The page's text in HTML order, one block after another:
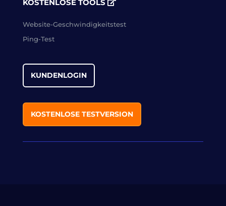
KOSTENLOSE TOOLS
Website-Geschwindigkeitstest
Ping-Test
KUNDENLOGIN
KOSTENLOSE TESTVERSION